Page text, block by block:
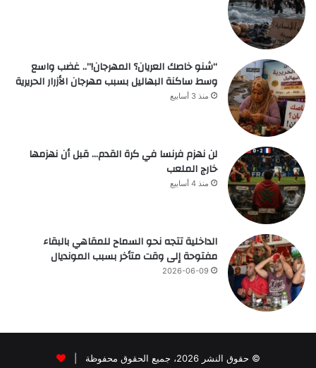
“شنو خاصك العريان؟ المهرجان!”.. غضب واسع
وسط ساكنة البهاليل بسبب مهرجان الأزرار الحريرية
منذ 3 أسابيع
لن نهزم فرنسا في كرة القدم… قبل أن نهزمها
خارج الملعب
منذ 4 أسابيع
الداخلية تتجه نحو السماح للمقاهي بالبقاء
مفتوحة إلى وقت متأخر بسبب المونديال
2026-06-09
© حقوق النشر 2026، جميع الحقوق محفوظة |